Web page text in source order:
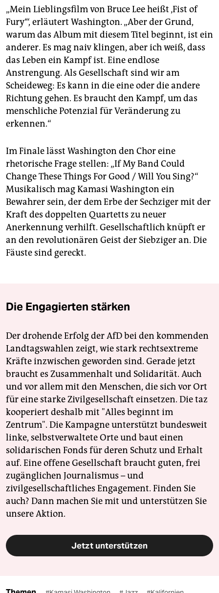
„Mein Lieblingsfilm von Bruce Lee heißt ‚Fist of
Fury‘“, erläutert Washington. „Aber der Grund,
warum das Album mit diesem Titel beginnt, ist ein
anderer. Es mag naiv klingen, aber ich weiß, dass
das Leben ein Kampf ist. Eine endlose
Anstrengung. Als Gesellschaft sind wir am
Scheideweg: Es kann in die eine oder die andere
Richtung gehen. Es braucht den Kampf, um das
menschliche Potenzial für Veränderung zu
erkennen.“
Im Finale lässt Washington den Chor eine
rhetorische Frage stellen: „If My Band Could
Change These Things For Good / Will You Sing?“
Musikalisch mag Kamasi Washington ein
Bewahrer sein, der dem Erbe der Sechziger mit der
Kraft des doppelten Quartetts zu neuer
Anerkennung verhilft. Gesellschaftlich knüpft er
an den revolutionären Geist der Siebziger an. Die
Fäuste sind gereckt.
Die Engagierten stärken
Der drohende Erfolg der AfD bei den kommenden
Landtagswahlen zeigt, wie stark rechtsextreme
Kräfte inzwischen geworden sind. Gerade jetzt
braucht es Zusammenhalt und Solidarität. Auch
und vor allem mit den Menschen, die sich vor Ort
für eine starke Zivilgesellschaft einsetzen. Die taz
kooperiert deshalb mit "Alles beginnt im
Zentrum". Die Kampagne unterstützt bundesweit
linke, selbstverwaltete Orte und baut einen
solidarischen Fonds für deren Schutz und Erhalt
auf. Eine offene Gesellschaft braucht guten, frei
zugänglichen Journalismus – und
zivilgesellschaftliches Engagement. Finden Sie
auch? Dann machen Sie mit und unterstützen Sie
unsere Aktion.
Jetzt unterstützen